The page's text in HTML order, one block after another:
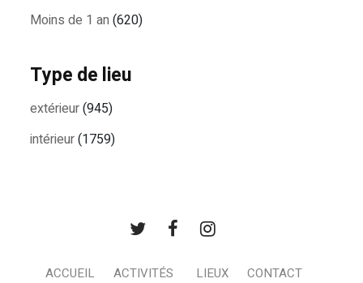
Moins de 1 an (620)
Type de lieu
extérieur(945)
intérieur(1759)
ACCUEIL ACTIVITÉS LIEUX CONTACT